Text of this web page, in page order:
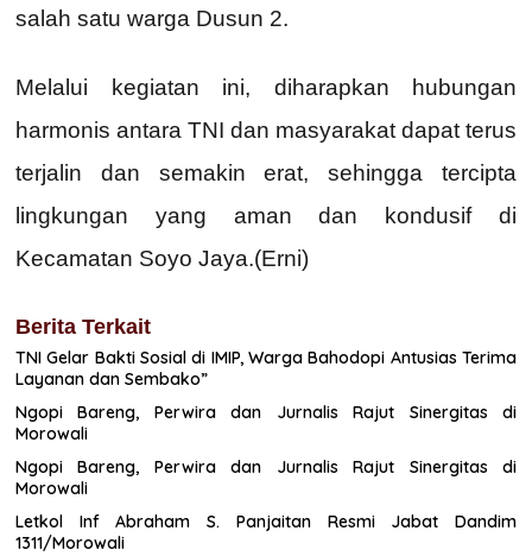
salah satu warga Dusun 2.
Melalui kegiatan ini, diharapkan hubungan
harmonis antara TNI dan masyarakat dapat terus
terjalin dan semakin erat, sehingga tercipta
lingkungan yang aman dan kondusif di
Kecamatan Soyo Jaya.(Erni)
Berita Terkait
TNI Gelar Bakti Sosial di IMIP, Warga Bahodopi Antusias Terima
Layanan dan Sembako”
Ngopi Bareng, Perwira dan Jurnalis Rajut Sinergitas di
Morowali
Ngopi Bareng, Perwira dan Jurnalis Rajut Sinergitas di
Morowali
Letkol Inf Abraham S. Panjaitan Resmi Jabat Dandim
1311/Morowali